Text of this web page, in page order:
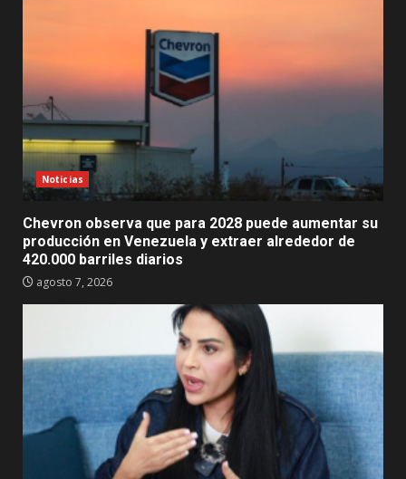
Noticias
Chevron observa que para 2028 puede aumentar su
producción en Venezuela y extraer alrededor de
420.000 barriles diarios
agosto 7, 2026